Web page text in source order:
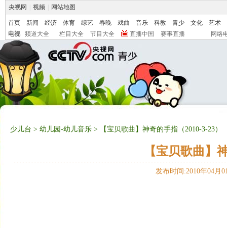
央视网 视频 网站地图
首页 新闻 经济 体育 综艺 春晚 戏曲 音乐 科教 青少 文化
艺术
电视
频道大全 栏目大全 节目大全 直播中国 赛事直播 网络
少儿台 > 幼儿园-幼儿音乐 > 【宝贝歌曲】神奇的手指（2010-3-23）
【宝贝歌曲】
发布时间:2010年04月